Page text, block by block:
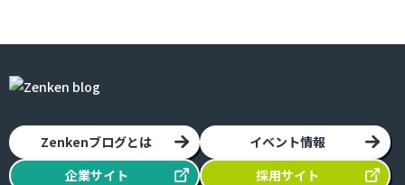
Zenkenブログとは
イベント情報
企業サイト 採用サイト